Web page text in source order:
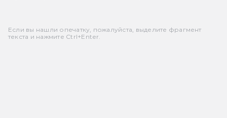
Если вы нашли опечатку, пожалуйста, выделите фрагмент
текста и нажмите Ctrl+Enter.